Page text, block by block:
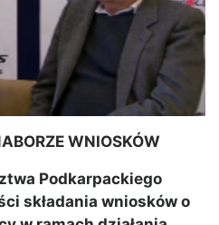
WNIOSKÓW
Podkarpackiego
składania wniosków o